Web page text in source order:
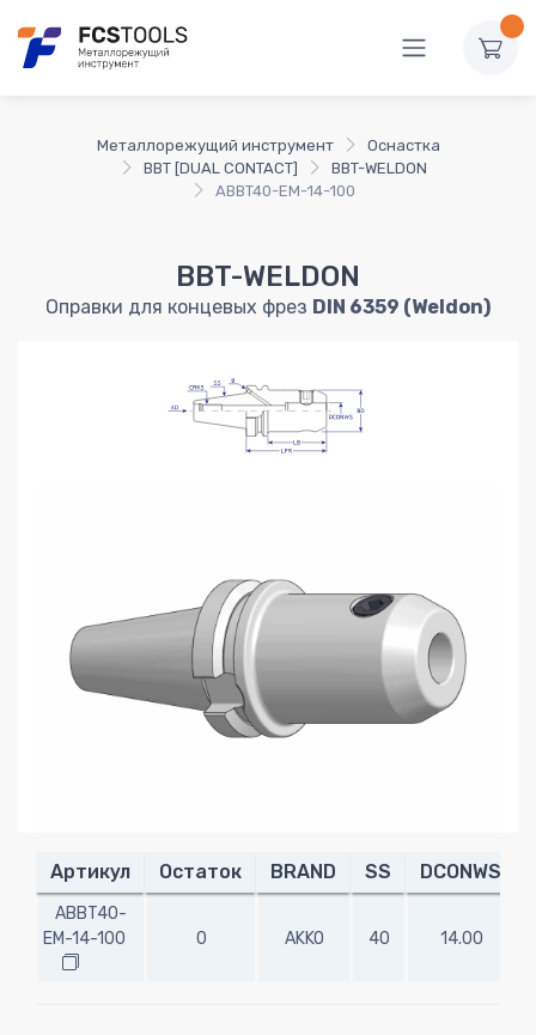
Металлорежущий инструмент
Оснастка
BBT [DUAL CONTACT]
BBT-WELDON
ABBT40-EM-14-100
BBT-WELDON
Оправки для концевых фрез DIN 6359 (Weldon)
Артикул Остаток BRAND SS DCONWS
ABBT40-
EM-14-100
0 AKKO 40 14.00